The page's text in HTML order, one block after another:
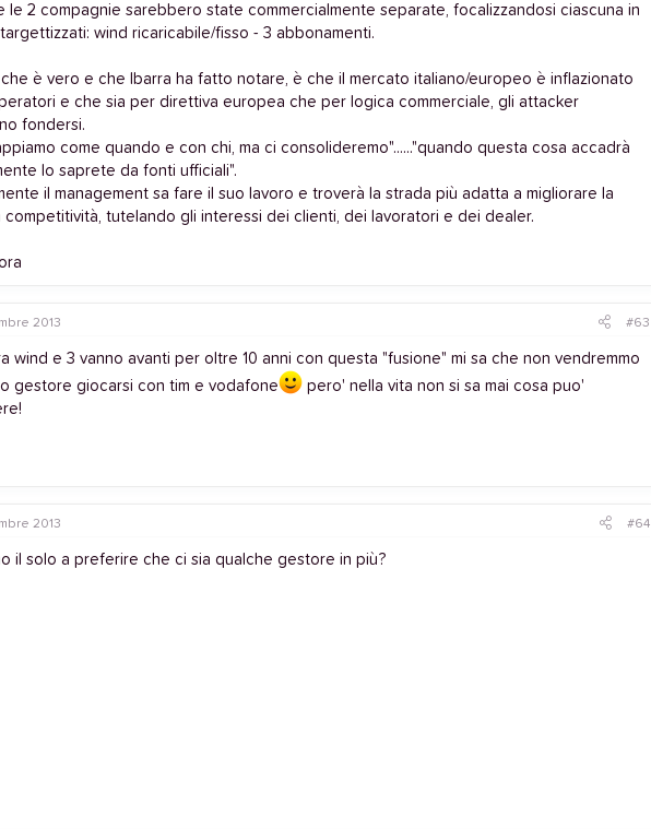
le 2 compagnie sarebbero state commercialmente separate, focalizzandosi ciascuna in
wind ricaricabile/fisso - 3 abbonamenti.
è vero e che Ibarra ha fatto notare, è che il mercato italiano/europeo è inflazionato
e che sia per direttiva europea che per logica commerciale, gli attacker
fondersi.
come quando e con chi, ma ci consolideremo"......"quando questa cosa accadrà
lo saprete da fonti ufficiali".
il management sa fare il suo lavoro e troverà la strada più adatta a migliorare la
competitività, tutelando gli interessi dei clienti, dei lavoratori e dei dealer.
2013 #63
wind e 3 vanno avanti per oltre 10 anni con questa "fusione" mi sa che non vendremmo
gestore giocarsi con tim e vodafone
pero' nella vita non si sa mai cosa puo'
2013 #64
il solo a preferire che ci sia qualche gestore in più?